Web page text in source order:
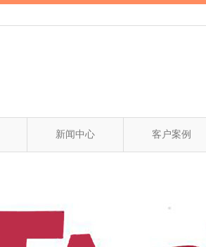
新闻中心 客户案例